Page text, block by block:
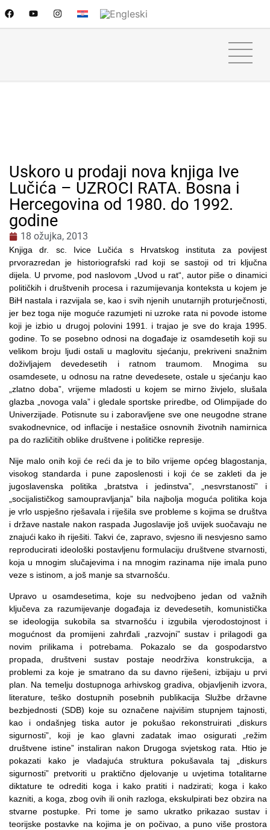
Uskoro u prodaji nova knjiga Ive
Lučića – UZROCI RATA. Bosna i
Hercegovina od 1980. do 1992.
godine
18 ožujka, 2013
Knjiga dr. sc. Ivice Lučića s Hrvatskog instituta za povijest
prvorazredan je historiografski rad koji se sastoji od tri ključna
dijela. U prvome, pod naslovom „Uvod u rat“, autor piše o dinamici
političkih i društvenih procesa i razumijevanja konteksta u kojem je
BiH nastala i razvijala se, kao i svih njenih unutarnjih proturječnosti,
jer bez toga nije moguće razumjeti ni uzroke rata ni povode istome
koji je izbio u drugoj polovini 1991. i trajao je sve do kraja 1995.
godine. To se posebno odnosi na događaje iz osamdesetih koji su
velikom broju ljudi ostali u maglovitu sjećanju, prekriveni snažnim
doživljajem devedesetih i ratnom traumom. Mnogima su
osamdesete, u odnosu na ratne devedesete, ostale u sjećanju kao
„zlatno doba”, vrijeme mladosti u kojem se mirno živjelo, slušala
glazba „novoga vala” i gledale sportske priredbe, od Olimpijade do
Univerzijade. Potisnute su i zaboravljene sve one neugodne strane
svakodnevnice, od inflacije i nestašice osnovnih životnih namirnica
pa do različitih oblike društvene i političke represije.
Nije malo onih koji će reći da je to bilo vrijeme općeg blagostanja,
visokog standarda i pune zaposlenosti i koji će se zakleti da je
jugoslavenska politika „bratstva i jedinstva”, „nesvrstanosti” i
„socijalističkog samoupravljanja” bila najbolja moguća politika koja
je vrlo uspješno rješavala i riješila sve probleme s kojima se društva
i države nastale nakon raspada Jugoslavije još uvijek suočavaju ne
znajući kako ih riješiti. Takvi će, zapravo, svjesno ili nesvjesno samo
reproducirati ideološki postavljenu formulaciju društvene stvarnosti,
koja u mnogim slučajevima i na mnogim razinama nije imala puno
veze s istinom, a još manje sa stvarnošću.
Upravo u osamdesetima, koje su nedvojbeno jedan od važnih
ključeva za razumijevanje događaja iz devedesetih, komunistička
se ideologija sukobila sa stvarnošću i izgubila vjerodostojnost i
mogućnost da promijeni zahrđali „razvojni” sustav i prilagodi ga
novim prilikama i potrebama. Pokazalo se da gospodarstvo
propada, društveni sustav postaje neodrživa konstrukcija, a
problemi za koje je smatrano da su davno riješeni, izbijaju u prvi
plan. Na temelju dostupnoga arhivskog gradiva, objavljenih izvora,
literature, teško dostupnih posebnih publikacija Službe državne
bezbjednosti (SDB) koje su označene najvišim stupnjem tajnosti,
kao i ondašnjeg tiska autor je pokušao rekonstruirati „diskurs
sigurnosti”, koji je kao glavni zadatak imao osigurati „režim
društvene istine” instaliran nakon Drugoga svjetskog rata. Htio je
pokazati kako je vladajuća struktura pokušavala taj „diskurs
sigurnosti” pretvoriti u praktično djelovanje u uvjetima totalitarne
diktature te odrediti koga i kako pratiti i nadzirati; koga i kako
kazniti, a koga, zbog ovih ili onih razloga, ekskulpirati bez obzira na
stvarne postupke. Pri tome je samo ukratko prikazao sustav i
teorijske postavke na kojima je on počivao, a puno više prostora